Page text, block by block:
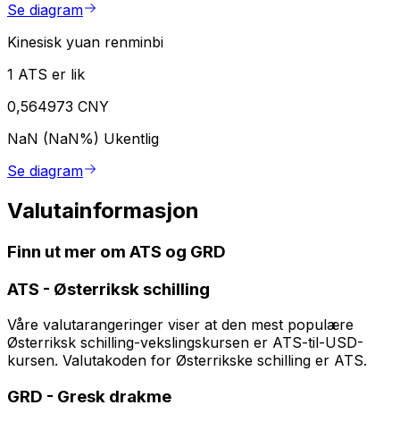
Se diagram
Kinesisk yuan renminbi
1 ATS er lik
0,564973 CNY
NaN (NaN%) Ukentlig
Se diagram
Valutainformasjon
Finn ut mer om ATS og GRD
ATS - Østerriksk schilling
Våre valutarangeringer viser at den mest populære
Østerriksk schilling-vekslingskursen er ATS-til-USD-
kursen. Valutakoden for Østerrikske schilling er ATS.
GRD - Gresk drakme